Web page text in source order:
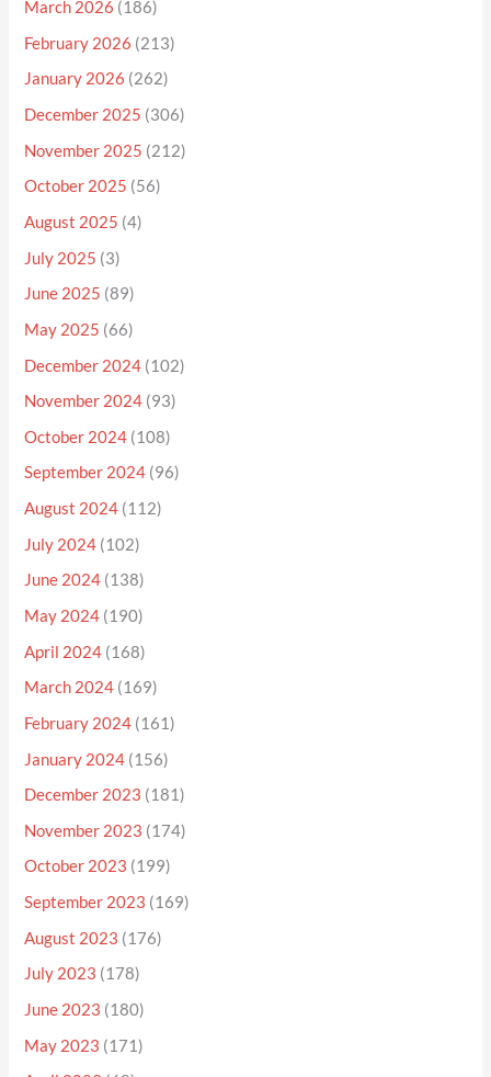
March 2026 (186)
February 2026 (213)
January 2026 (262)
December 2025 (306)
November 2025 (212)
October 2025 (56)
August 2025 (4)
July 2025 (3)
June 2025 (89)
May 2025 (66)
December 2024 (102)
November 2024 (93)
October 2024 (108)
September 2024 (96)
August 2024 (112)
July 2024 (102)
June 2024 (138)
May 2024 (190)
April 2024 (168)
March 2024 (169)
February 2024 (161)
January 2024 (156)
December 2023 (181)
November 2023 (174)
October 2023 (199)
September 2023 (169)
August 2023 (176)
July 2023 (178)
June 2023 (180)
May 2023 (171)